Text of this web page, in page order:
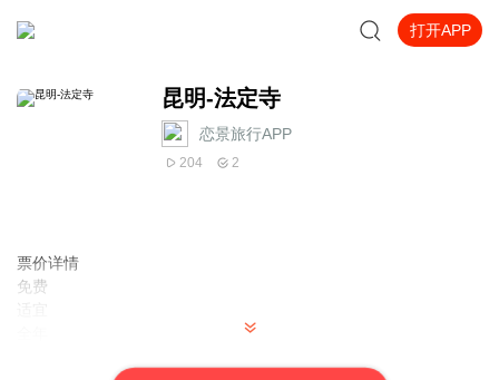
打开APP
昆明-法定寺
恋景旅行APP
204 2
票价详情
免费